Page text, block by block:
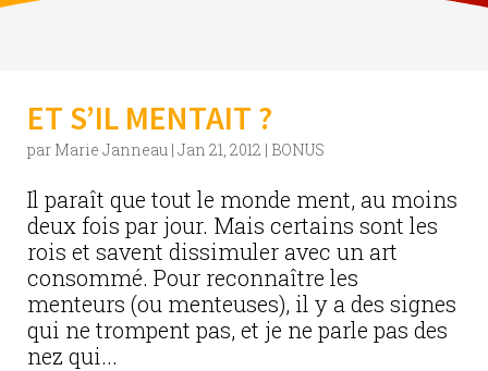
ET S’IL MENTAIT ?
par Marie Janneau | Jan 21, 2012 | BONUS
Il paraît que tout le monde ment, au moins
deux fois par jour. Mais certains sont les
rois et savent dissimuler avec un art
consommé. Pour reconnaître les
menteurs (ou menteuses), il y a des signes
qui ne trompent pas, et je ne parle pas des
nez qui...